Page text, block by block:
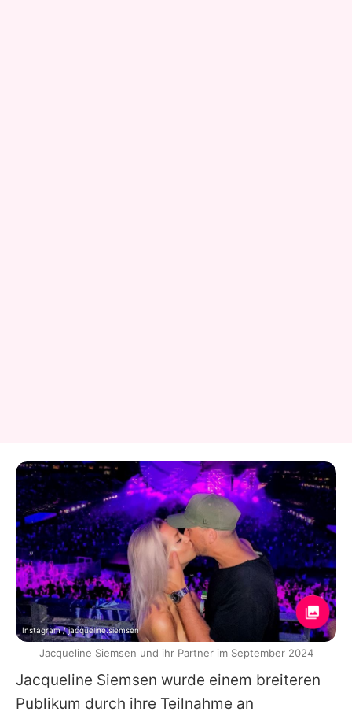
Jacqueline Siemsen wurde einem breiteren
Publikum durch ihre Teilnahme an
Instagram / jacqueline.siemsen
Jacqueline Siemsen und ihr Partner im September 2024